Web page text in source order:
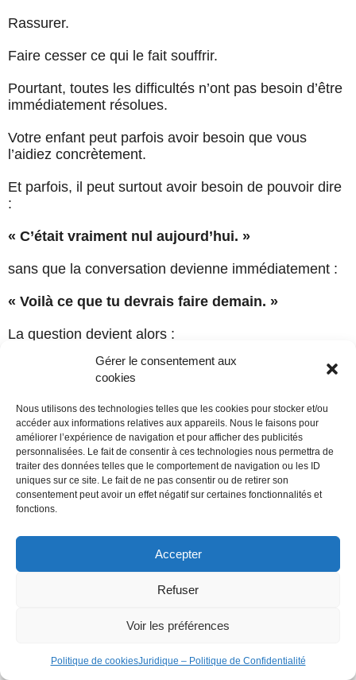
Gérer le consentement aux
cookies
Nous utilisons des technologies telles que les cookies pour stocker et/ou
accéder aux informations relatives aux appareils. Nous le faisons pour
améliorer l’expérience de navigation et pour afficher des publicités
personnalisées. Le fait de consentir à ces technologies nous permettra de
traiter des données telles que le comportement de navigation ou les ID
uniques sur ce site. Le fait de ne pas consentir ou de retirer son
consentement peut avoir un effet négatif sur certaines fonctionnalités et
fonctions.
Accepter
Refuser
Voir les préférences
Politique de cookiesJuridique – Politique de Confidentialité
Rassurer.
Faire cesser ce qui le fait souffrir.
Pourtant, toutes les difficultés n’ont pas besoin d’être
immédiatement résolues.
Votre enfant peut parfois avoir besoin que vous
l’aidiez concrètement.
Et parfois, il peut surtout avoir besoin de pouvoir dire
:
« C’était vraiment nul aujourd’hui. »
sans que la conversation devienne immédiatement :
« Voilà ce que tu devrais faire demain. »
La question devient alors :
« Est-ce que mon enfant a besoin de mon
action… ou de ma présence ? »
Être présent n’est pas ne rien faire.
La présence peut déjà être une forme
d’accompagnement.
C’est la question centrale que nous venons
vous demander :